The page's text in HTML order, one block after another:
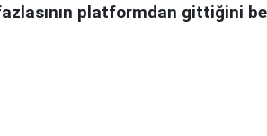
platformdan gittiğini